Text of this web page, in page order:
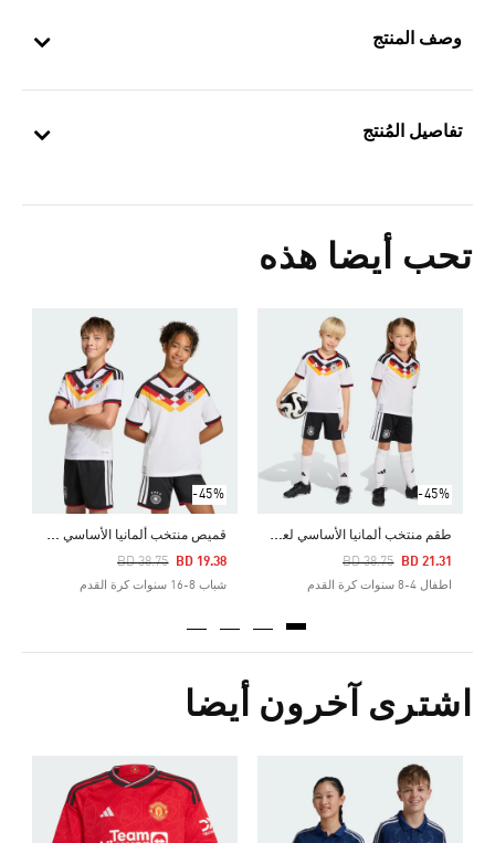
وصف المنتج
تفاصيل المُنتج
تحب أيضا هذه
-45%
ط
قم منتخب ألمانيا الأساسي لعام 2026 للأطفال
Price Reduced From
BD 38.75
To BD 21.31
اطفال 4-8 سنوات كرة القدم
-45%
ق
ميص منتخب ألمانيا الأساسي للأطفال لعام 2026
Price Reduced From
BD 38.75
To BD 19.38
شباب 8-16 سنوات كرة القدم
اشترى آخرون أيضا
Price Reduced From